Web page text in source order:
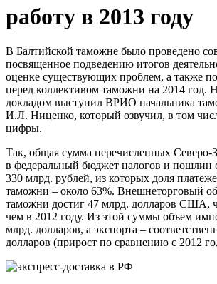
работу в 2013 году
В Балтийской таможне было проведено
посвященное подведению итогов
оценке существующих проблем, а также
перед коллективом таможни на 2014 год.
докладом выступил ВРИО начальника
И.Л. Ниценко, который озвучил, в том
цифры.
Так, общая сумма перечисленных Северо-
в федеральный бюджет налогов и пошлин
330 млрд. рублей, из которых доля
таможни – около 63%. Внешнеторговый
таможни достиг 47 млрд. долларов США,
чем в 2012 году. Из этой суммы объем
млрд. долларов, а экспорта –
долларов (прирост по сравнению с 2012